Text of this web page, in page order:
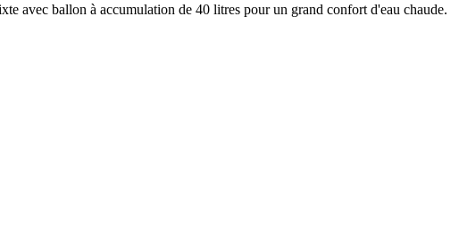
avec ballon à accumulation de 40 litres pour un grand confort d'eau chaude.